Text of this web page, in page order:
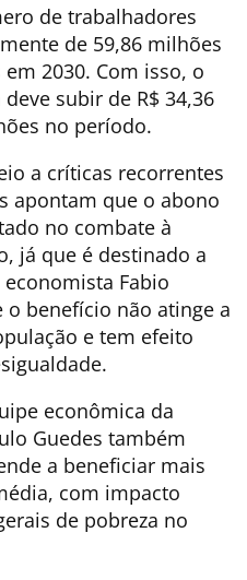
de trabalhadores
de 59,86 milhões
2030. Com isso, o
subir de R$ 34,36
no período.
a críticas recorrentes
apontam que o abono
no combate à
já que é destinado a
Fabio
benefício não atinge a
e tem efeito
econômica da
Guedes também
a beneficiar mais
com impacto
de pobreza no